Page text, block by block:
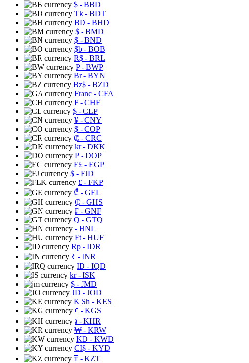
$ - BBD
Tk - BDT
BD - BHD
$ - BMD
$ - BND
$b - BOB
R$ - BRL
P- BWP
Br- BYN
Bz$ - BZD
Franc - CFA
₣ - CHF
$ - CLP
¥ - CNY
$ - COP
₡ - CRC
kr- DKK
₱ - DOP
E£ - EGP
$ - FJD
£ - FKP
₾ - GEL
₵ - GHS
₣ - GNF
Q - GTQ
- HNL
Ft - HUF
Rp - IDR
₹ - INR
ID - IQD
kr- ISK
$ - JMD
JD - JOD
K Sh - KES
⃀ - KGS
៛ - KHR
₩ - KRW
KD - KWD
CI$ - KYD
₸ - KZT